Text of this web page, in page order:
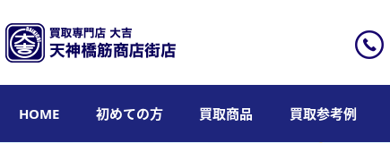
HOME 初めての方 買取商品 買取参考例